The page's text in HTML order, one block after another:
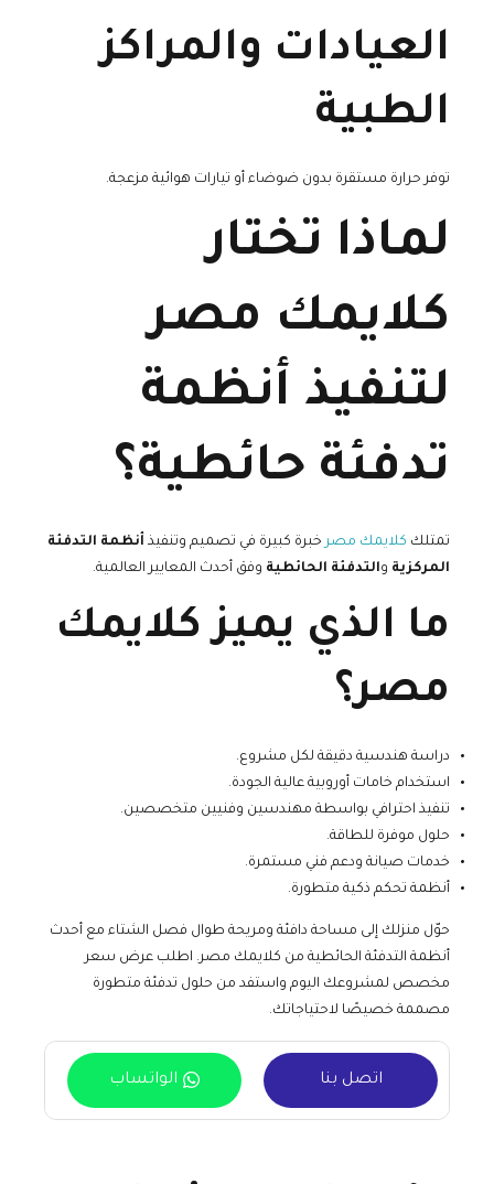
العيادات والمراكز
الطبية
توفر حرارة مستقرة بدون ضوضاء أو تيارات هوائية مزعجة.
لماذا تختار
كلايمك مصر
لتنفيذ أنظمة
تدفئة حائطية؟
تمتلك كلايمك مصرخبرة كبيرة في تصميم وتنفيذ أنظمة التدفئة
المركزية والتدفئة الحائطية وفق أحدث المعايير العالمية.
ما الذي يميز كلايمك
مصر؟
دراسة هندسية دقيقة لكل مشروع.
استخدام خامات أوروبية عالية الجودة.
تنفيذ احترافي بواسطة مهندسين وفنيين متخصصين.
حلول موفرة للطاقة.
خدمات صيانة ودعم فني مستمرة.
أنظمة تحكم ذكية متطورة.
حوّل منزلك إلى مساحة دافئة ومريحة طوال فصل الشتاء مع أحدث
أنظمة التدفئة الحائطية من كلايمك مصر. اطلب عرض سعر
مخصص لمشروعك اليوم واستفد من حلول تدفئة متطورة
مصممة خصيصًا لاحتياجاتك.
اتصل بنا الواتساب